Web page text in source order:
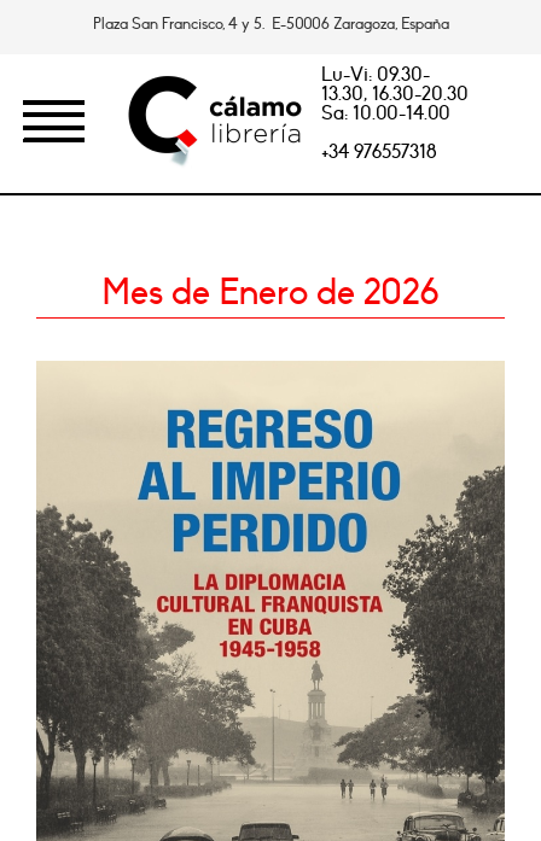
Plaza San Francisco, 4 y 5. E-50006 Zaragoza, España
Lu-Vi: 09.30-
13.30, 16.30-20.30
Sa: 10.00-14.00
+34 976557318
Mes de Enero de 2026